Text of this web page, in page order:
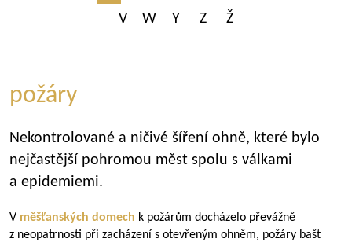
V
W Y Z Ž
požáry
Nekontrolované a ničivé šíření ohně, které bylo
nejčastější pohromou měst spolu s válkami
a epidemiemi.
V měšťanských domech k požárům docházelo převážně
z neopatrnosti při zacházení s otevřeným ohněm, požáry bašt